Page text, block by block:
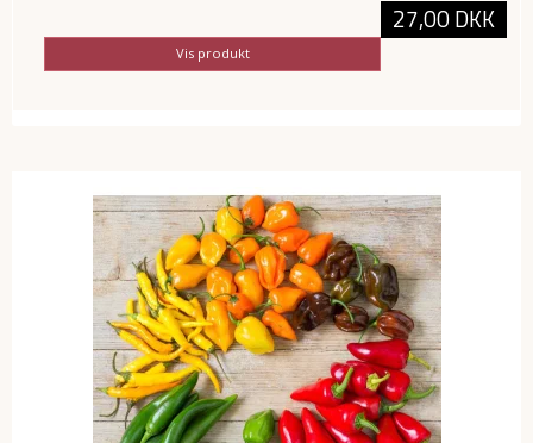
27,00 DKK
Vis produkt